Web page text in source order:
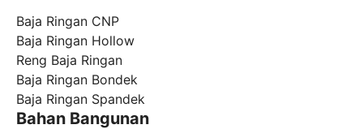
Baja Ringan CNP
Baja Ringan Hollow
Reng Baja Ringan
Baja Ringan Bondek
Baja Ringan Spandek
Bahan Bangunan